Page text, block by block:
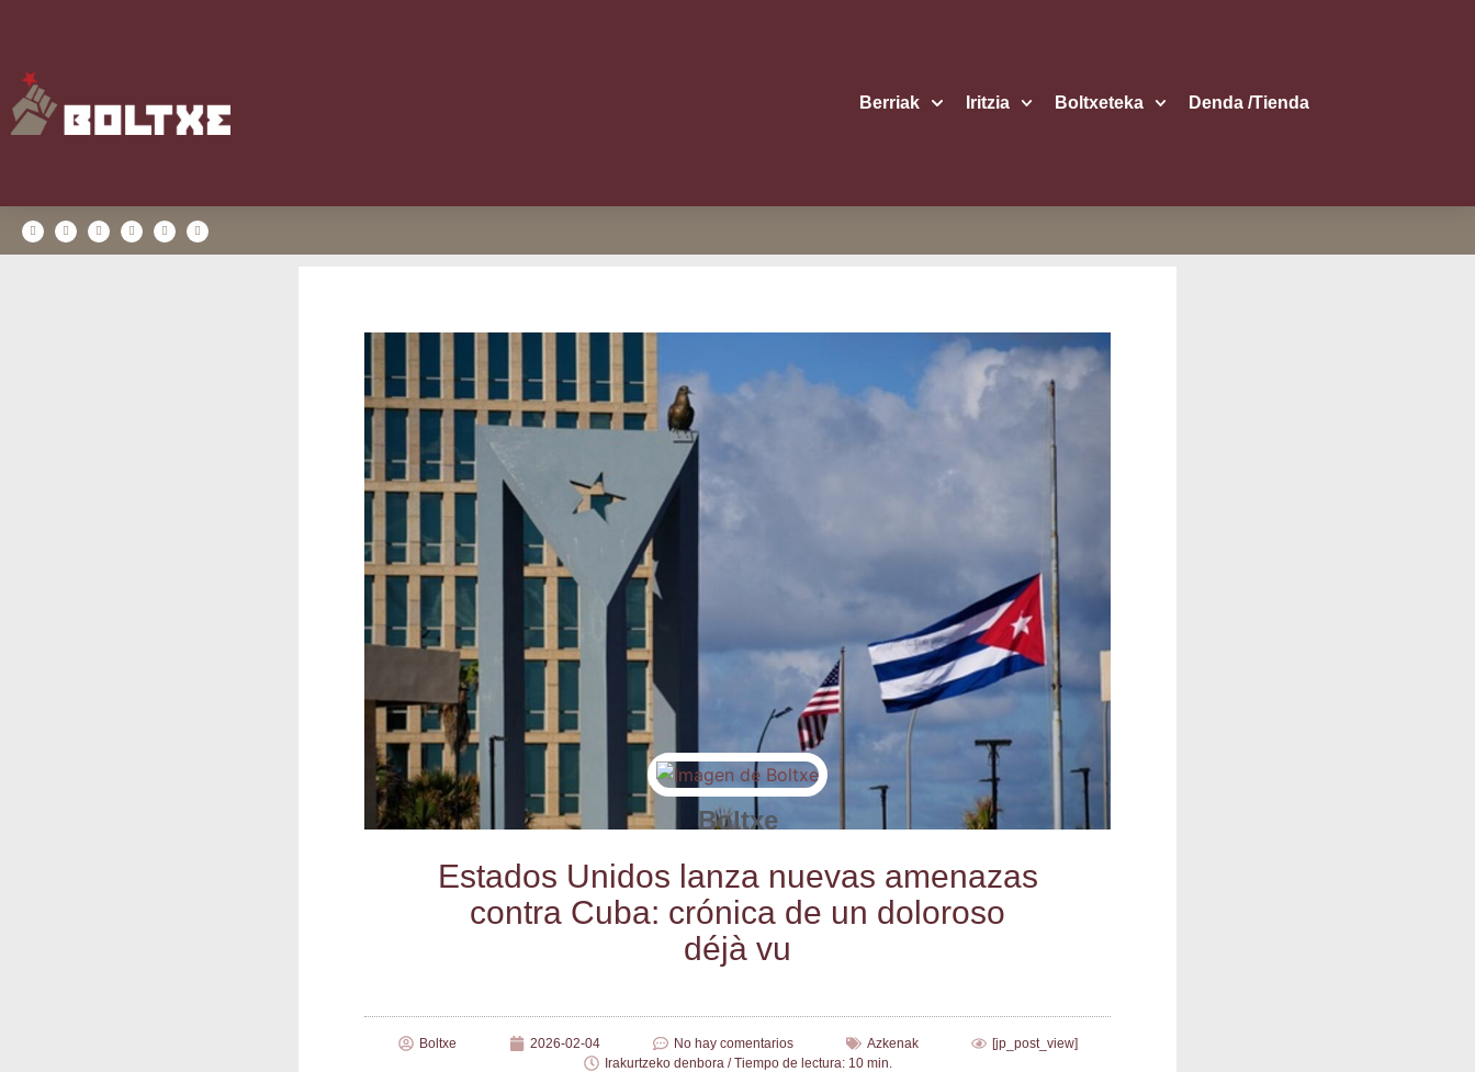
Berriak Iritzia Boltxe­te­ka Den­da /​Tien­da
Boltxe
Esta­dos Uni­dos lan­za nue­vas ame­na­zas
con­tra Cuba: cró­ni­ca de un dolo­ro­so
déjà vu
Boltxe 2026-02-04 No hay comentarios Azkenak
[jp_post_view]
Irakurtzeko denbora / Tiempo de lectura: 10 min.